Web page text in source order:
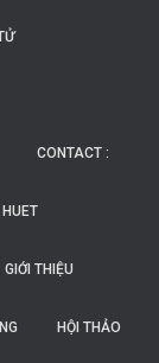
CONTACT :
GIỚI THIỆU
HỘI THẢO